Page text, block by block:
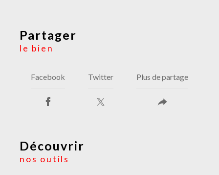
partager
le bien
Facebook Twitter Plus de partage
découvrir
nos outils